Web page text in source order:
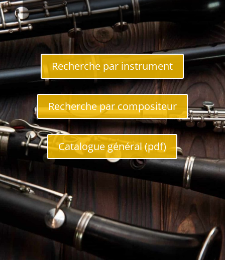
Recherche par instrument
Recherche par compositeur
Catalogue général (pdf)